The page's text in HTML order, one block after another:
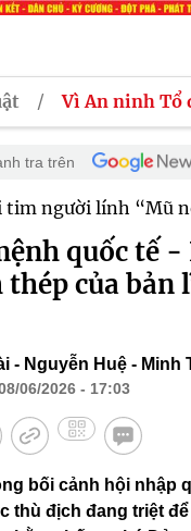
/ Vì An ninh Tổ
tra trên
tim người lính “Mũ
quốc tế
của bản
- Nguyễn Huệ - Minh
06/2026 - 17:03
bối cảnh hội nhập
thù địch đang triệt